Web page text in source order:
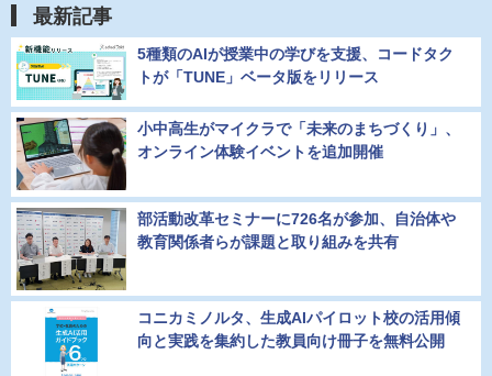
最新記事
5種類のAIが授業中の学びを支援、コードタク
トが「TUNE」ベータ版をリリース
小中高生がマイクラで「未来のまちづくり」、
オンライン体験イベントを追加開催
部活動改革セミナーに726名が参加、自治体や
教育関係者らが課題と取り組みを共有
コニカミノルタ、生成AIパイロット校の活用傾
向と実践を集約した教員向け冊子を無料公開